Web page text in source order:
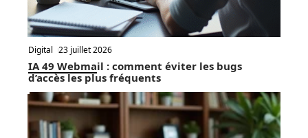
Digital 23 juillet 2026
IA 49 Webmail : comment éviter les bugs
d’accès les plus fréquents